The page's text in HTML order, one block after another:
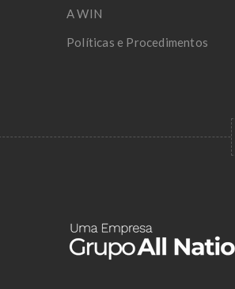
A WIN
Políticas e Procedimentos